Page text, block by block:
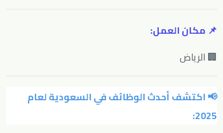
📌 مكان العمل:
🏢 الرياض
📢 اكتشف أحدث الوظائف في السعودية لعام
2025: